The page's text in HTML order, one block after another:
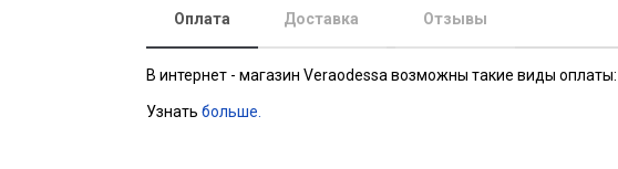
Оплата Доставка Отзывы
В интернет - магазин Veraodessa возможны такие виды оплаты:
Узнать больше.